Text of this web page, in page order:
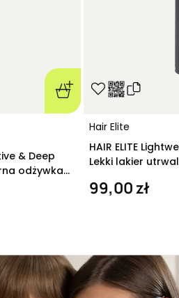
& Deep
odżywka
Hair Elite
HAIR ELITE
Lekki lakier
99,00 zł